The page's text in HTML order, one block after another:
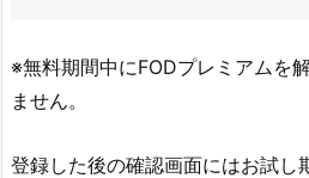
※無料期間中にFODプレミアムを
ません。
登録した後の確認画面にはお試し